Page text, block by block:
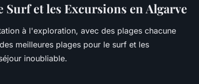
Surf et les Excursions en Algarve
à l'exploration, avec des plages chacune
meilleures plages pour le surf et les
inoubliable.